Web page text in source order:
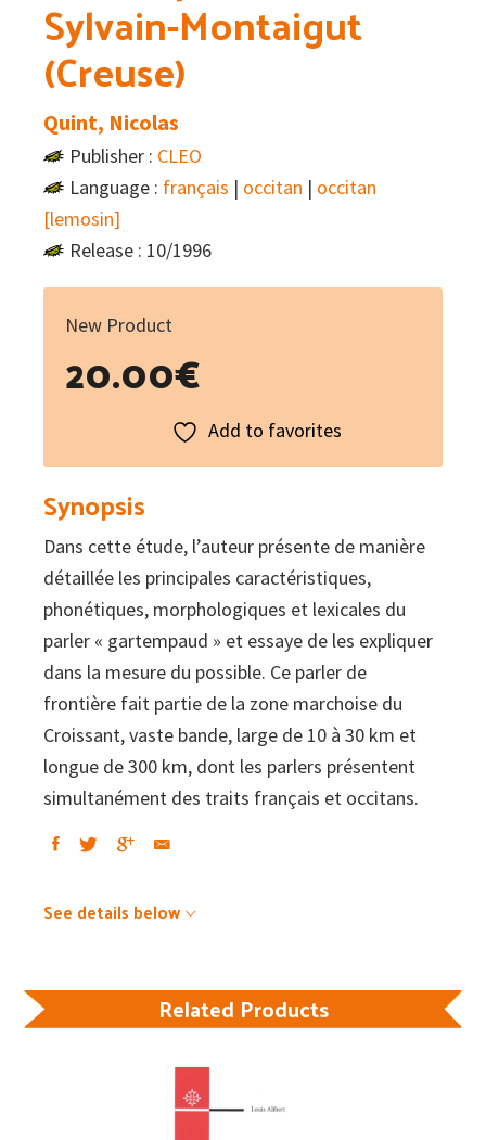
Sylvain-Montaigut
(Creuse)
Quint, Nicolas
Publisher : CLEO
Language : français | occitan | occitan
[lemosin]
Release : 10/1996
New Product
20.00€
Add to favorites
Synopsis
Dans cette étude, l’auteur présente de manière
détaillée les principales caractéristiques,
phonétiques, morphologiques et lexicales du
parler « gartempaud » et essaye de les expliquer
dans la mesure du possible. Ce parler de
frontière fait partie de la zone marchoise du
Croissant, vaste bande, large de 10 à 30 km et
longue de 300 km, dont les parlers présentent
simultanément des traits français et occitans.
See details below
Related Products